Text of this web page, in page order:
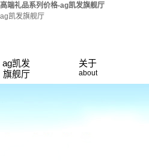
高端礼品系列价格-ag凯发旗舰厅
ag凯发旗舰厅
ag凯发
旗舰厅
关于
about的简介
荣誉资质